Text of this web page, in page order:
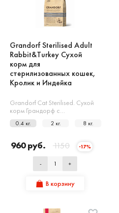
Grandorf Sterilised Adult
Rabbit&Turkey Сухой
корм для
стерилизованных кошек,
Кролик и Индейка
Grandorf Cat Sterilised. Сухой
корм Грандорф с…
0.4 кг. 2 кг. 8 кг.
960 руб. 1150 -17%
- +
В корзину